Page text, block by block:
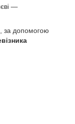
—
за допомогою